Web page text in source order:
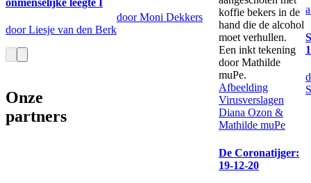
door Liesje van den Berk
door Moni Dekkers
Afbeelding
Virusverslagen
Diana Ozon &
Mathilde muPe
De Coronatijger:
19-12-20
1
Onze
partners